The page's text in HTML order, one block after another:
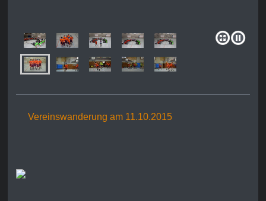
Vereinswanderung am 11.10.2015